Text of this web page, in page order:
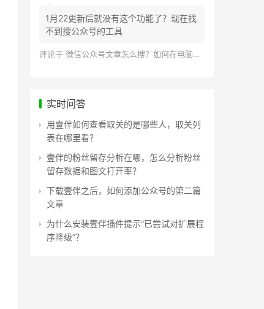
1月22更新后就没有这个功能了？现在找
不到搜公众号的工具
评论于 微信公众号文章怎么搜？如何在电脑上搜索公众号文章？
实时问答
用壹伴如何查看取关的是哪些人，取关列
表在哪里看？
壹伴的粉丝留存分析在哪，怎么分析粉丝
留存数据和图文打开率？
下载壹伴之后，如何添加公众号的第二篇
文章
为什么安装壹伴插件提示“已尝试对扩展程
序降级”？